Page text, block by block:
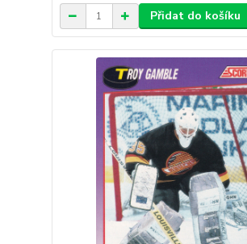
Přidat do košíku